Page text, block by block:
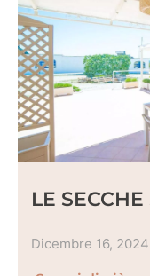
LE
Dicembre 16, 2024